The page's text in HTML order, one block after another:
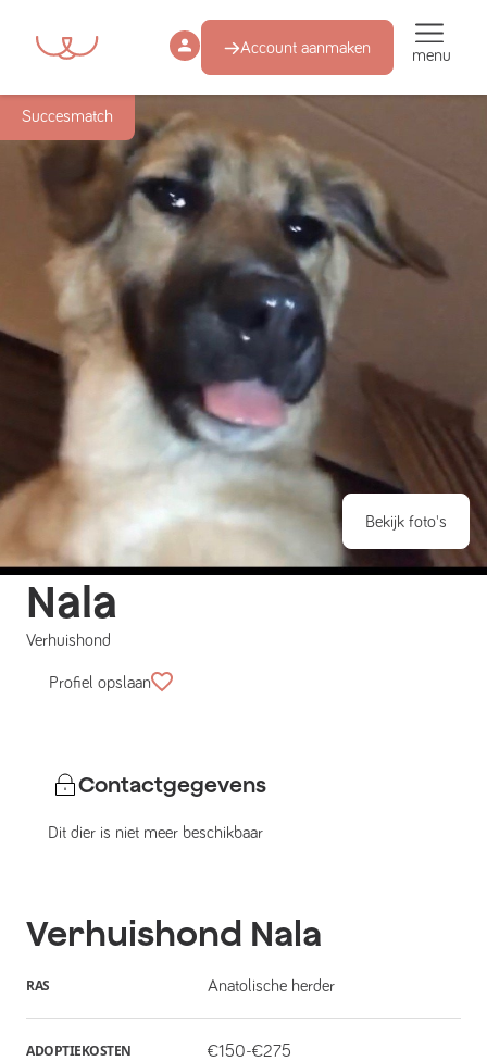
Account aanmaken menu
Succesmatch
Bekijk foto's
Nala
Verhuishond
Profiel opslaan
Contactgegevens
Dit dier is niet meer beschikbaar
Verhuishond Nala
RAS Anatolische herder
ADOPTIEKOSTEN €150-€275